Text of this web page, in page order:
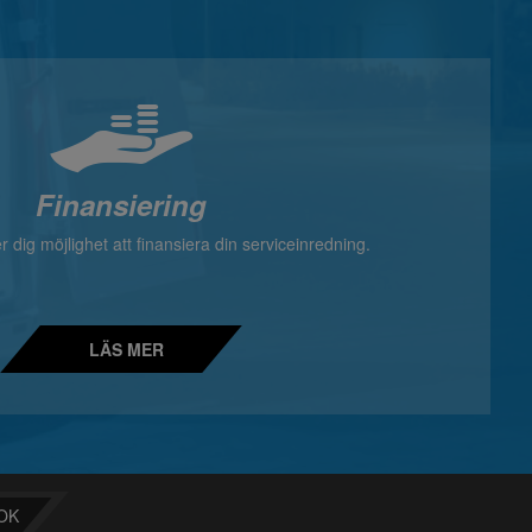
Finansiering
dig möjlighet att finansiera din serviceinredning.
LÄS MER